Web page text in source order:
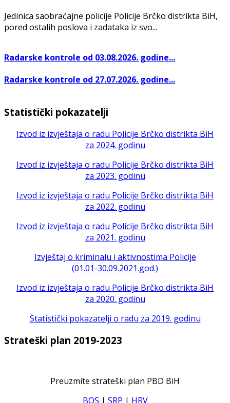
Jedinica saobraćajne policije Policije Brčko distrikta BiH,
pored ostalih poslova i zadataka iz svo...
Radarske kontrole od 03.08.2026. godine...
Radarske kontrole od 27.07.2026. godine...
Statistički pokazatelji
Izvod iz izvještaja o radu Policije Brčko distrikta BiH
za 2024. godinu
Izvod iz izvještaja o radu Policije Brčko distrikta BiH
za 2023. godinu
Izvod iz izvještaja o radu Policije Brčko distrikta BiH
za 2022. godinu
Izvod iz izvještaja o radu Policije Brčko distrikta BiH
za 2021. godinu
Izvještaj o kriminalu i aktivnostima Policije
(01.01-30.09.2021.god.)
Izvod iz izvještaja o radu Policije Brčko distrikta BiH
za 2020. godinu
Statistički pokazatelji o radu za 2019. godinu
Strateški plan 2019-2023
Preuzmite strateški plan PBD BiH
BOS | SRP | HRV